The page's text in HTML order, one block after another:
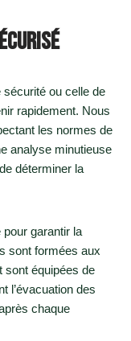
sécurité ou celle de
rapidement. Nous
les normes de
analyse minutieuse
déterminer la
garantir la
sont formées aux
sont équipées de
l’évacuation des
chaque